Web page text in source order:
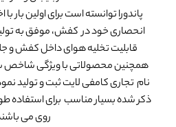
پاندورا توانسته است برای اولین بار
انحصاری خود در کفش، موفق به تولید
قابلیت تخلیه هوای داخل کفش و
همچنین محصولاتی با ویژگی شاخص
نام تجاری کامفی لایت ثبت و تولید
ذکر شده بسیار مناسب برای استفاده
روی می باشند.